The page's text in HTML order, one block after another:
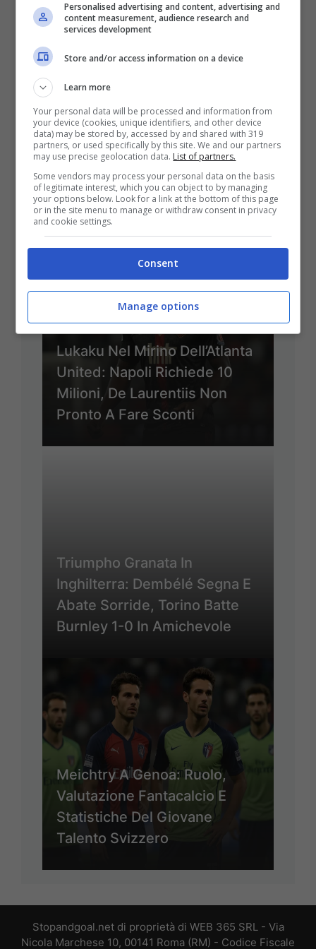
Centenario Fiorentina:
Commisso Ritira La Maglia
N.10 Di Antognoni, Ma L’ex
Capitano Declina L’invito Alle
Celebrazioni
Lukaku Nel Mirino Dell’Atlanta
United: Napoli Richiede 10
Milioni, De Laurentiis Non
Pronto A Fare Sconti
Triumpho Granata In
Inghilterra: Dembélé Segna E
Abate Sorride, Torino Batte
Burnley 1-0 In Amichevole
Meichtry A Genoa: Ruolo,
Valutazione Fantacalcio E
Statistiche Del Giovane
Talento Svizzero
Stopandgoal.net di proprietà di WEB 365 SRL - Via
Nicola Marchese 10, 00141 Roma (RM) - Codice Fiscale
Personalised advertising and content, advertising and
content measurement, audience research and
services development
Store and/or access information on a device
Learn more
Your personal data will be processed and information from
your device (cookies, unique identifiers, and other device
data) may be stored by, accessed by and shared with 319
partners, or used specifically by this site. We and our partners
may use precise geolocation data. List of partners.
Some vendors may process your personal data on the basis
of legitimate interest, which you can object to by managing
your options below. Look for a link at the bottom of this page
or in the site menu to manage or withdraw consent in privacy
and cookie settings.
Consent
Manage options